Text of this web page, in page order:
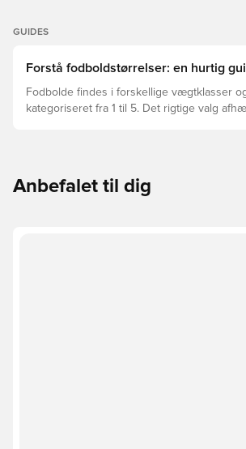
GUIDES
Forstå fodboldstørrelser: en hurtig
Fodbolde findes i forskellige vægtklasser
kategoriseret fra 1 til 5. Det rigtige valg
Anbefalet til dig